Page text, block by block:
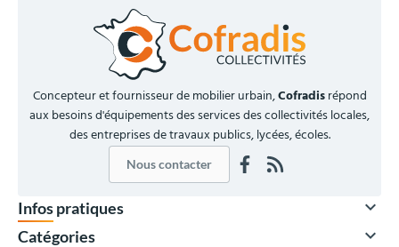
Concepteur et fournisseur de mobilier urbain,Cofradisrépond
aux besoins d'équipements des services des collectivités locales,
des entreprises de travaux publics, lycées, écoles.
Nous contacter
Infos pratiques 
Catégories 